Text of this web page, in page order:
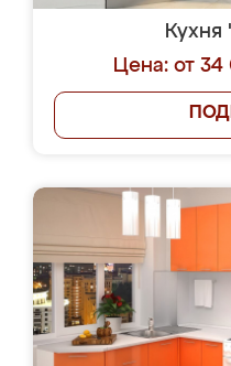
Кухня
Цена: от 34